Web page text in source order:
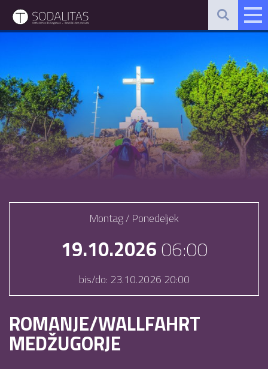
Montag / Ponedeljek
19.10.202606:00
bis/do: 23.10.2026 20:00
ROMANJE/WALLFAHRT
MEDŽUGORJE